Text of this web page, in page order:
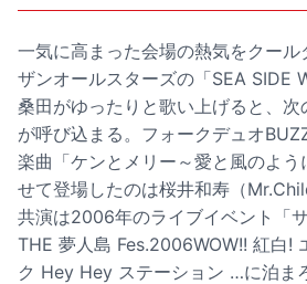
一気に高まった会場の熱気をクー
ザンオールスターズの「SEA SIDE
桑田がゆったりと歌い上げると、次
が呼び込まる。フォークデュオ
楽曲「ケンとメリー～愛と風のよ
せて登場したのは桜井和寿（
共演は2006年のライブイベント「
THE 夢人島 Fes.2006WOW!! 紅白!
ク Hey Hey ステーション …に泊ま